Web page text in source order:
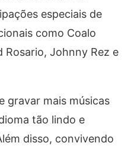
especiais de
como Coalo
Rosario, Johnny Rez e
gravar mais músicas
tão lindo e
disso, convivendo